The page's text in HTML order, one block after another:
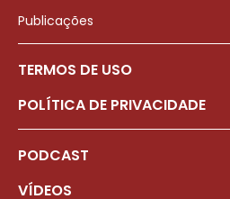
Publicações
TERMOS DE USO
POLÍTICA DE PRIVACIDADE
PODCAST
VÍDEOS